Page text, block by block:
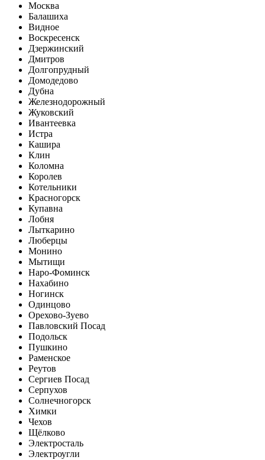
Москва
Балашиха
Видное
Воскресенск
Дзержинский
Дмитров
Долгопрудный
Домодедово
Дубна
Железнодорожный
Жуковский
Ивантеевка
Истра
Кашира
Клин
Коломна
Королев
Котельники
Красногорск
Купавна
Лобня
Лыткарино
Люберцы
Монино
Мытищи
Наро-Фоминск
Нахабино
Ногинск
Одинцово
Орехово-Зуево
Павловский Посад
Подольск
Пушкино
Раменское
Реутов
Сергиев Посад
Серпухов
Солнечногорск
Химки
Чехов
Щёлково
Электросталь
Электроугли